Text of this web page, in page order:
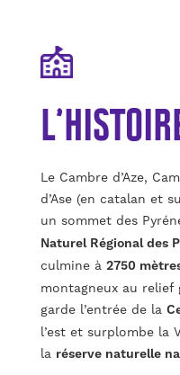
Le Cambre d’Aze,
d’Ase (en catalan et
un sommet des
Naturel Régional des
culmine à 2750
montagneux au
garde l’entrée de la
l’est et surplombe la
la réserve naturelle